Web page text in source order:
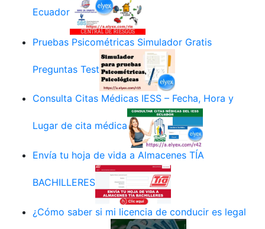
Ecuador
Pruebas Psicométricas Simulador Gratis
Preguntas Test
Consulta Citas Médicas IESS – Fecha, Hora y
Lugar de cita médica
Envía tu hoja de vida a Almacenes TÍA
BACHILLERES
¿Cómo saber si mi licencia de conducir es legal